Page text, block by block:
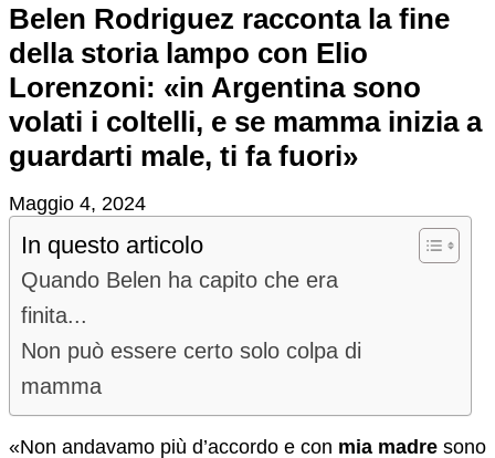
Belen Rodriguez racconta la fine
della storia lampo con Elio
Lorenzoni: «in Argentina sono
volati i coltelli, e se mamma inizia a
guardarti male, ti fa fuori»
Maggio 4, 2024
In questo articolo
Quando Belen ha capito che era
finita...
Non può essere certo solo colpa di
mamma
«Non andavamo più d’accordo e con mia madre sono